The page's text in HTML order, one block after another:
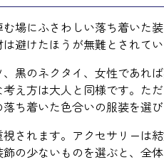
場にふさわしい落ち着いた装
避けたほうが無難とされてい
黒のネクタイ、女性であれ
え方は大人と同様です。た
ち着いた色合いの服装を選び
視されます。アクセサリーは
の少ないものを選ぶと、全